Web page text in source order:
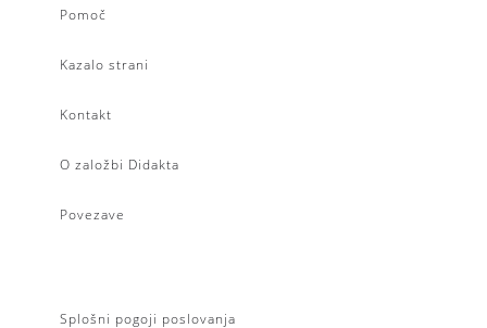
Pomoč
Kazalo strani
Kontakt
O založbi Didakta
Povezave
Splošni pogoji poslovanja